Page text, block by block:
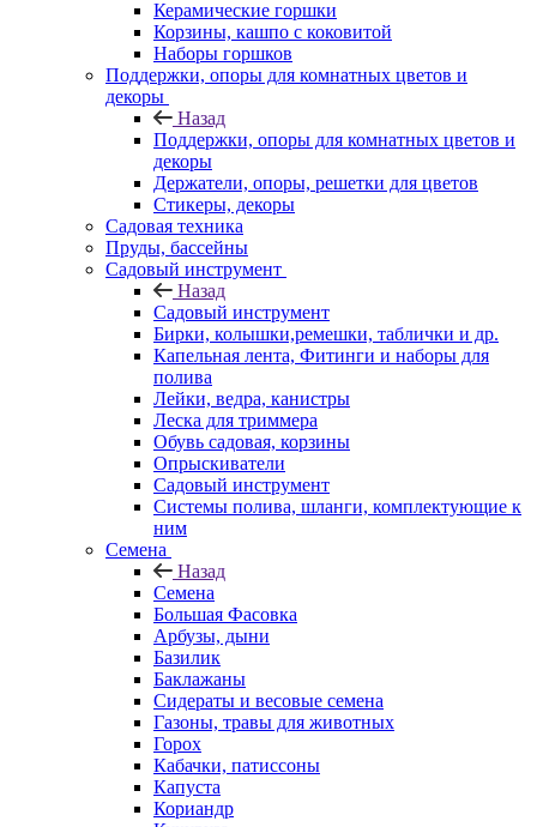
Керамические горшки
Корзины, кашпо с коковитой
Наборы горшков
Поддержки, опоры для комнатных цветов и
декоры
Назад
Поддержки, опоры для комнатных цветов и
декоры
Держатели, опоры, решетки для цветов
Стикеры, декоры
Садовая техника
Пруды, бассейны
Садовый инструмент
Назад
Садовый инструмент
Бирки, колышки,ремешки, таблички и др.
Капельная лента, Фитинги и наборы для
полива
Лейки, ведра, канистры
Леска для триммера
Обувь садовая, корзины
Опрыскиватели
Садовый инструмент
Системы полива, шланги, комплектующие к
ним
Семена
Назад
Семена
Большая Фасовка
Арбузы, дыни
Базилик
Баклажаны
Сидераты и весовые семена
Газоны, травы для животных
Горох
Кабачки, патиссоны
Капуста
Кориандр